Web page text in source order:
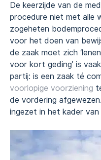
De keerzijde van de
procedure niet met alle
zogeheten
voor het doen van
de zaak moet zich
voor kort geding’ is
partij: is een zaak té
voorlopige voorziening
de vordering
ingezet in het kader van